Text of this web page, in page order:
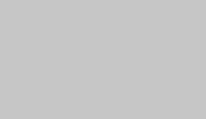
Blog